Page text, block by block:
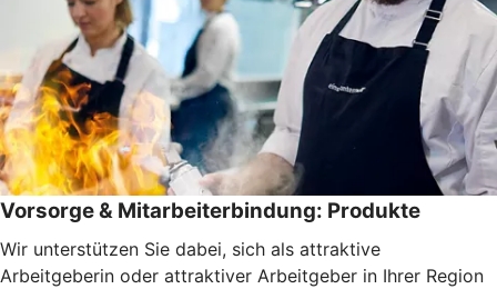
Vorsorge & Mitarbeiterbindung: Produkte
Wir unterstützen Sie dabei, sich als attraktive
Arbeitgeberin oder attraktiver Arbeitgeber in Ihrer Region